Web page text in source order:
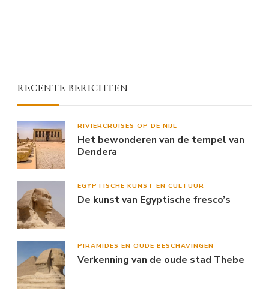
RECENTE BERICHTEN
RIVIERCRUISES OP DE NIJL
Het bewonderen van de tempel van
Dendera
EGYPTISCHE KUNST EN CULTUUR
De kunst van Egyptische fresco’s
PIRAMIDES EN OUDE BESCHAVINGEN
Verkenning van de oude stad Thebe